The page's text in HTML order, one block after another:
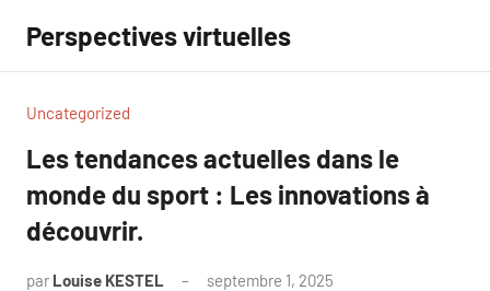
contenu
Perspectives virtuelles
Uncategorized
Les tendances actuelles dans le
monde du sport : Les innovations à
découvrir.
par Louise KESTEL septembre 1, 2025